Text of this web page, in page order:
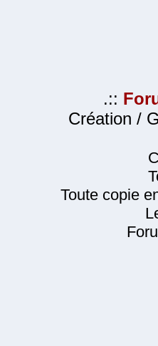
.::
Création /
Toute copie